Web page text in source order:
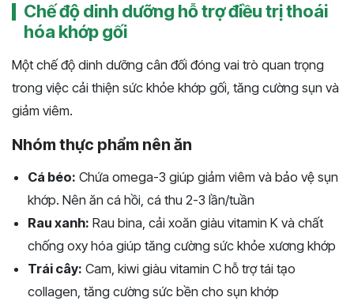
Chế độ dinh dưỡng hỗ trợ điều trị thoái
hóa khớp gối
Một chế độ dinh dưỡng cân đối đóng vai trò quan trọng
trong việc cải thiện sức khỏe khớp gối, tăng cường sụn và
giảm viêm.
Nhóm thực phẩm nên ăn
Cá béo: Chứa omega-3 giúp giảm viêm và bảo vệ sụn
khớp. Nên ăn cá hồi, cá thu 2-3 lần/tuần
Rau xanh: Rau bina, cải xoăn giàu vitamin K và chất
chống oxy hóa giúp tăng cường sức khỏe xương khớp
Trái cây: Cam, kiwi giàu vitamin C hỗ trợ tái tạo
collagen, tăng cường sức bền cho sụn khớp